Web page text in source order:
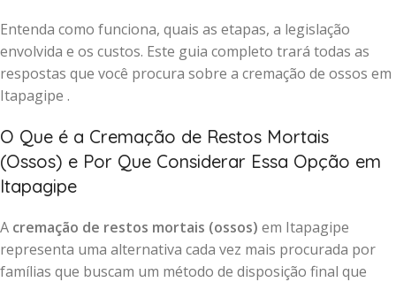
Entenda como funciona, quais as etapas, a legislação
envolvida e os custos. Este guia completo trará todas as
respostas que você procura sobre a cremação de ossos em
Itapagipe .
O Que é a Cremação de Restos Mortais
(Ossos) e Por Que Considerar Essa Opção em
Itapagipe
A cremação de restos mortais (ossos) em Itapagipe
representa uma alternativa cada vez mais procurada por
famílias que buscam um método de disposição final que